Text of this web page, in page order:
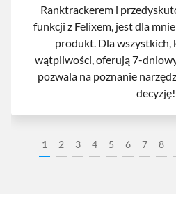
1 2 3 4 5 6 7 8
Ranktrackerem i
funkcji z Felixem, jest dla
produkt. Dla wszystkich,
wątpliwości, oferują 7-
pozwala na poznanie
decyzję!